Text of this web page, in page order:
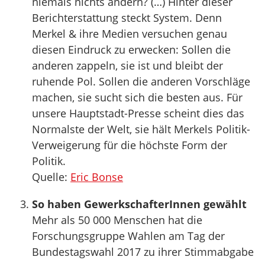
Berichterstattung steckt System. Denn
Merkel & ihre Medien versuchen genau
diesen Eindruck zu erwecken: Sollen die
anderen zappeln, sie ist und bleibt der
ruhende Pol. Sollen die anderen Vorschläge
machen, sie sucht sich die besten aus. Für
unsere Hauptstadt-Presse scheint dies das
Normalste der Welt, sie hält Merkels Politik-
Verweigerung für die höchste Form der
Politik.
Quelle: Eric Bonse
So haben GewerkschafterInnen gewählt
Mehr als 50 000 Menschen hat die
Forschungsgruppe Wahlen am Tag der
Bundestagswahl 2017 zu ihrer Stimmabgabe